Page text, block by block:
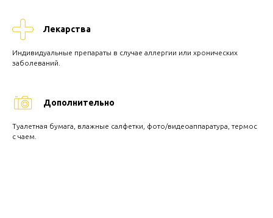
Лекарства
Индивидуальные препараты в случае аллергии или хронических
заболеваний.
Дополнительно
Туалетная бумага, влажные салфетки, фото/видеоаппаратура, термос
с чаем.